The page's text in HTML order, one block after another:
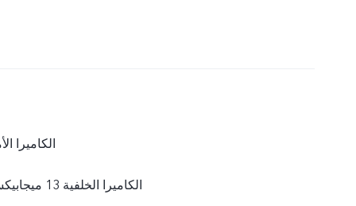
الكاميرا الأمامية
الكاميرا الخلفية 13 ميجابيكسل + 2 ميجابيكسل